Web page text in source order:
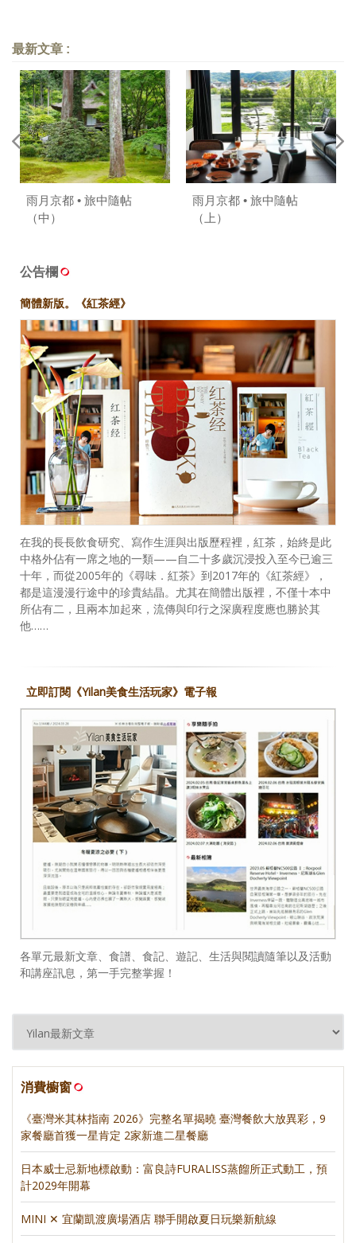
最新文章 :
雨月京都 • 旅中隨帖
（中）
雨月京都 • 旅中隨帖
（上）
公告欄
簡體新版。《紅茶經》
在我的長長飲食研究、寫作生涯與出版歷程裡，紅茶，始終是此
中格外佔有一席之地的一類——自二十多歲沉浸投入至今已逾三
十年，而從2005年的《尋味．紅茶》到2017年的《紅茶經》，
都是這漫漫行途中的珍貴結晶。尤其在簡體出版裡，不僅十本中
所佔有二，且兩本加起來，流傳與印行之深廣程度應也勝於其
他……
立即訂閱《Yilan美食生活玩家》電子報
各單元最新文章、食譜、食記、遊記、生活與閱讀隨筆以及活動
和講座訊息，第一手完整掌握！
消費櫥窗
《臺灣米其林指南 2026》完整名單揭曉 臺灣餐飲大放異彩，9
家餐廳首獲一星肯定 2家新進二星餐廳
日本威士忌新地標啟動：富良詩FURALISS蒸餾所正式動工，預
計2029年開幕
MINI ✕ 宜蘭凱渡廣場酒店 聯手開啟夏日玩樂新航線